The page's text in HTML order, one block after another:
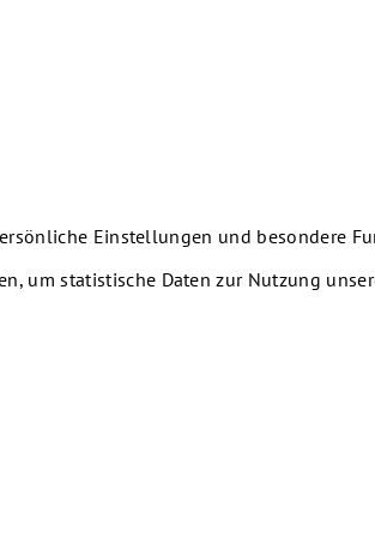
Einstellungen und besondere
um statistische Daten zur Nutzung